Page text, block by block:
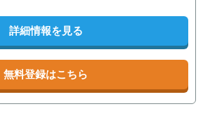
詳細情報を見る
無料登録はこちら